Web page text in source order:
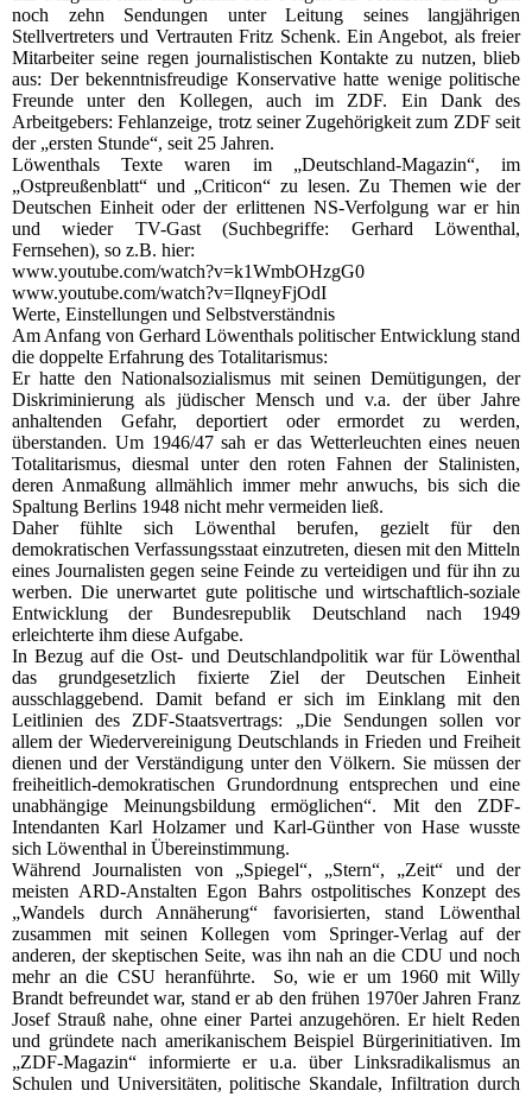
noch zehn Sendungen unter Leitung seines langjährigen
Stellvertreters und Vertrauten Fritz Schenk. Ein Angebot, als freier
Mitarbeiter seine regen journalistischen Kontakte zu nutzen, blieb
aus: Der bekenntnisfreudige Konservative hatte wenige politische
Freunde unter den Kollegen, auch im ZDF. Ein Dank des
Arbeitgebers: Fehlanzeige, trotz seiner Zugehörigkeit zum ZDF seit
der „ersten Stunde“, seit 25 Jahren.
Löwenthals Texte waren im „Deutschland-Magazin“, im
„Ostpreußenblatt“ und „Criticon“ zu lesen. Zu Themen wie der
Deutschen Einheit oder der erlittenen NS-Verfolgung war er hin
und wieder TV-Gast (Suchbegriffe: Gerhard Löwenthal,
Fernsehen), so z.B. hier:
www.youtube.com/watch?v=k1WmbOHzgG0
www.youtube.com/watch?v=IlqneyFjOdI
Werte, Einstellungen und Selbstverständnis
Am Anfang von Gerhard Löwenthals politischer Entwicklung stand
die doppelte Erfahrung des Totalitarismus:
Er hatte den Nationalsozialismus mit seinen Demütigungen, der
Diskriminierung als jüdischer Mensch und v.a. der über Jahre
anhaltenden Gefahr, deportiert oder ermordet zu werden,
überstanden. Um 1946/47 sah er das Wetterleuchten eines neuen
Totalitarismus, diesmal unter den roten Fahnen der Stalinisten,
deren Anmaßung allmählich immer mehr anwuchs, bis sich die
Spaltung Berlins 1948 nicht mehr vermeiden ließ.
Daher fühlte sich Löwenthal berufen, gezielt für den
demokratischen Verfassungsstaat einzutreten, diesen mit den Mitteln
eines Journalisten gegen seine Feinde zu verteidigen und für ihn zu
werben. Die unerwartet gute politische und wirtschaftlich-soziale
Entwicklung der Bundesrepublik Deutschland nach 1949
erleichterte ihm diese Aufgabe.
In Bezug auf die Ost- und Deutschlandpolitik war für Löwenthal
das grundgesetzlich fixierte Ziel der Deutschen Einheit
ausschlaggebend. Damit befand er sich im Einklang mit den
Leitlinien des ZDF-Staatsvertrags: „Die Sendungen sollen vor
allem der Wiedervereinigung Deutschlands in Frieden und Freiheit
dienen und der Verständigung unter den Völkern. Sie müssen der
freiheitlich-demokratischen Grundordnung entsprechen und eine
unabhängige Meinungsbildung ermöglichen“. Mit den ZDF-
Intendanten Karl Holzamer und Karl-Günther von Hase wusste
sich Löwenthal in Übereinstimmung.
Während Journalisten von „Spiegel“, „Stern“, „Zeit“ und der
meisten ARD-Anstalten Egon Bahrs ostpolitisches Konzept des
„Wandels durch Annäherung“ favorisierten, stand Löwenthal
zusammen mit seinen Kollegen vom Springer-Verlag auf der
anderen, der skeptischen Seite, was ihn nah an die CDU und noch
mehr an die CSU heranführte. So, wie er um 1960 mit Willy
Brandt befreundet war, stand er ab den frühen 1970er Jahren Franz
Josef Strauß nahe, ohne einer Partei anzugehören. Er hielt Reden
und gründete nach amerikanischem Beispiel Bürgerinitiativen. Im
„ZDF-Magazin“ informierte er u.a. über Linksradikalismus an
Schulen und Universitäten, politische Skandale, Infiltration durch